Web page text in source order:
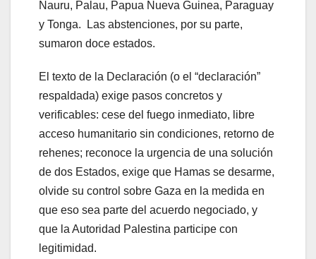
Nauru, Palau, Papua Nueva Guinea, Paraguay
y Tonga. Las abstenciones, por su parte,
sumaron doce estados.
El texto de la Declaración (o el “declaración”
respaldada) exige pasos concretos y
verificables: cese del fuego inmediato, libre
acceso humanitario sin condiciones, retorno de
rehenes; reconoce la urgencia de una solución
de dos Estados, exige que Hamas se desarme,
olvide su control sobre Gaza en la medida en
que eso sea parte del acuerdo negociado, y
que la Autoridad Palestina participe con
legitimidad.